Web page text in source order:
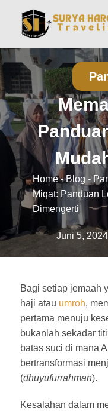
Home-Blog -
Miqat: Panduan
Dimengerti
Juni 5, 2024
Bagi setiap jemaah
haji atau umroh,
pertama menuju
bukanlah sekadar
batas suci di mana
bertransformasi
(dhuyufurrahman).
Kesalahan dalam